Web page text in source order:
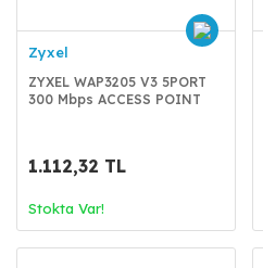
Zyxel
ZYXEL WAP3205 V3 5PORT
300 Mbps ACCESS POINT
1.112,32 TL
Stokta Var!